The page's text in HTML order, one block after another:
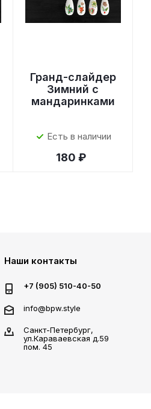
Гранд-слайдер
Зимний с
мандаринками
Есть в наличии
180 ₽
Наши контакты
+7 (905) 510-40-50
info@bpw.style
Санкт-Петербург,
ул.Караваевская д.59
пом. 45